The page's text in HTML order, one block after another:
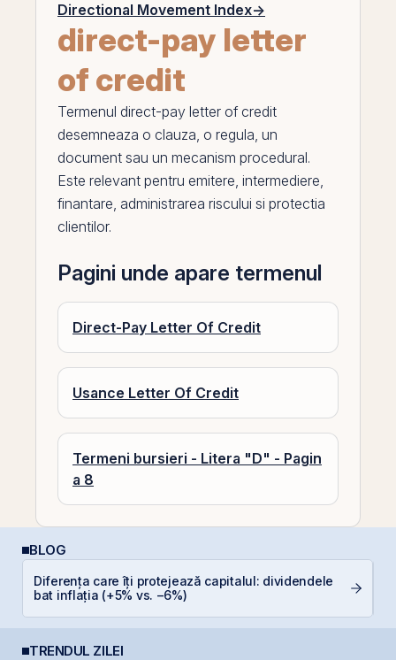
Directional Movement Index→
direct-pay letter
of credit
Termenul direct-pay letter of credit
desemneaza o clauza, o regula, un
document sau un mecanism procedural.
Este relevant pentru emitere, intermediere,
finantare, administrarea riscului si protectia
clientilor.
Pagini unde apare termenul
Direct-Pay Letter Of Credit
Usance Letter Of Credit
Termeni bursieri - Litera "D" - Pagin
a 8
BLOG
Diferența care îți protejează capitalul: dividendele
bat inflația (+5% vs. −6%)
TRENDUL ZILEI